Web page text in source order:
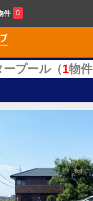
件 0
プール（1物件